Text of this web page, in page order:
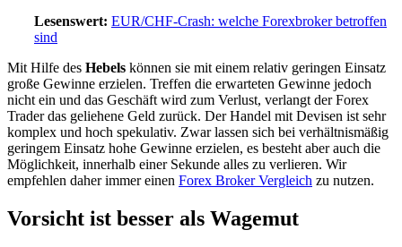
Lesenswert: EUR/CHF-Crash: welche Forexbroker betroffen
sind
Mit Hilfe des Hebels können sie mit einem relativ geringen Einsatz
große Gewinne erzielen. Treffen die erwarteten Gewinne jedoch
nicht ein und das Geschäft wird zum Verlust, verlangt der Forex
Trader das geliehene Geld zurück. Der Handel mit Devisen ist sehr
komplex und hoch spekulativ. Zwar lassen sich bei verhältnismäßig
geringem Einsatz hohe Gewinne erzielen, es besteht aber auch die
Möglichkeit, innerhalb einer Sekunde alles zu verlieren. Wir
empfehlen daher immer einen Forex Broker Vergleich zu nutzen.
Vorsicht ist besser als Wagemut